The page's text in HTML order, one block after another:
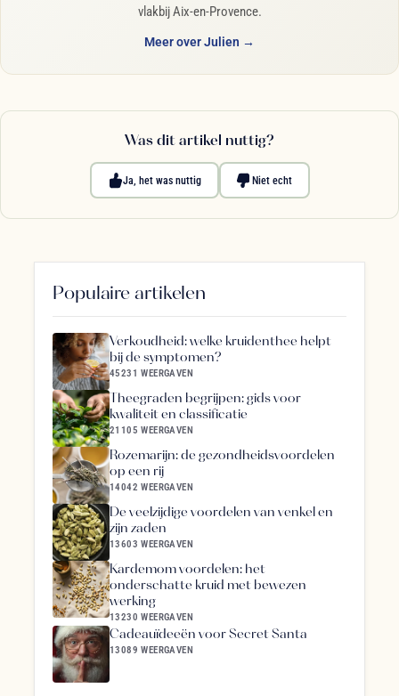
vlakbij Aix-en-Provence.
Meer over Julien →
Was dit artikel nuttig?
Ja, het was nuttig Niet echt
Populaire artikelen
Verkoudheid: welke kruidenthee helpt
bij de symptomen?
45231 WEERGAVEN
Theegraden begrijpen: gids voor
kwaliteit en classificatie
21105 WEERGAVEN
Rozemarijn: de gezondheidsvoordelen
op een rij
14042 WEERGAVEN
De veelzijdige voordelen van venkel en
zijn zaden
13603 WEERGAVEN
Kardemom voordelen: het
onderschatte kruid met bewezen
werking
13230 WEERGAVEN
Cadeauïdeeën voor Secret Santa
13089 WEERGAVEN